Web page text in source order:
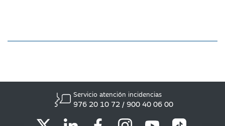
Servicio atención incidencias
976 20 10 72 / 900 40 06 00